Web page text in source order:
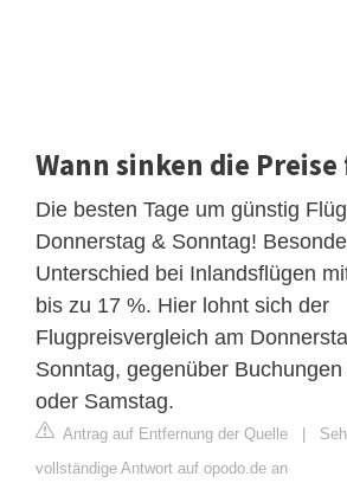
Wann sinken die
Die besten Tage um günstig
Donnerstag & Sonntag!
Unterschied bei Inlandsflügen
bis zu 17 %. Hier lohnt sich der
Flugpreisvergleich am
Sonntag, gegenüber
oder Samstag.
Antrag auf Entfernung der Quelle
vollständige Antwort auf opodo.de an